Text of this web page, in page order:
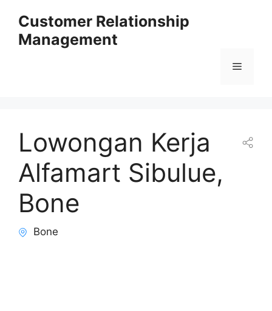
content
Customer Relationship
Management
Menu
Lowongan Kerja
Alfamart Sibulue,
Bone
Bone